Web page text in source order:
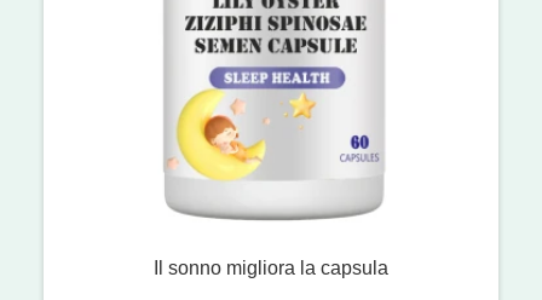
Il sonno migliora la capsula